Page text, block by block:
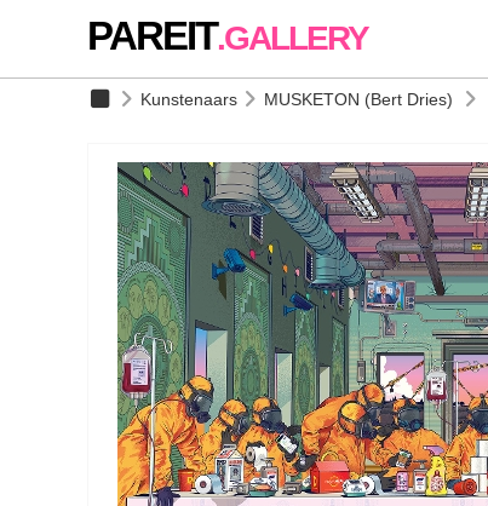
PAREIT.GALLERY
Kunstenaars MUSKETON (Bert Dries)